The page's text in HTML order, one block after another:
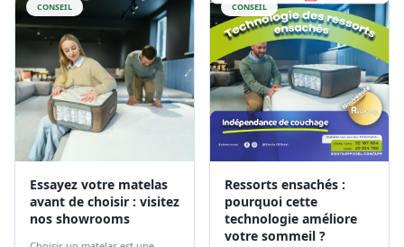
CONSEIL
Essayez votre matelas
avant de choisir : visitez
nos showrooms
CONSEIL
Ressorts ensachés :
pourquoi cette
technologie améliore
votre sommeil ?